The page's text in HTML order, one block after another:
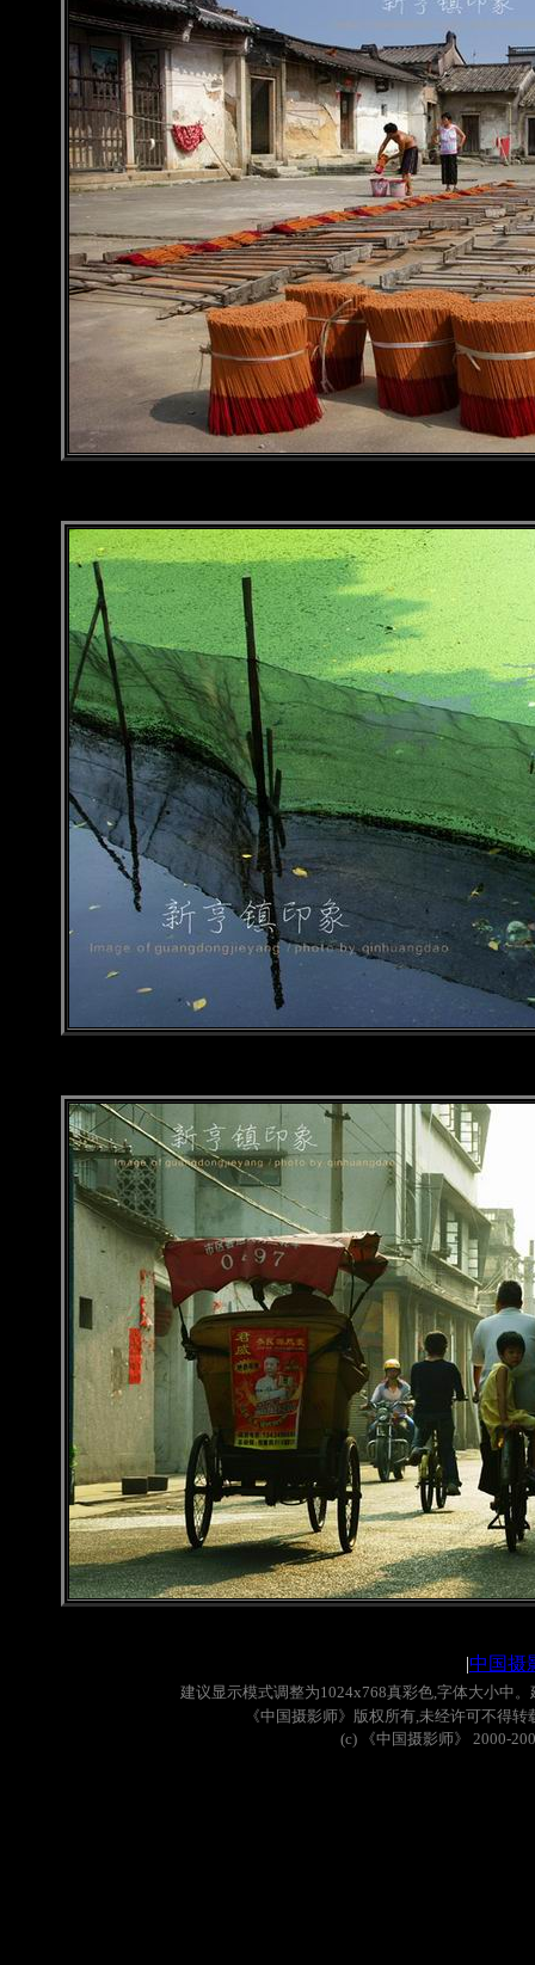
|中国摄
建议显示模式调整为1024x768真彩色,字体大小中。
《中国摄影师》版权所有,未经许可不得转
(c)
《中国摄影师》 2000-200